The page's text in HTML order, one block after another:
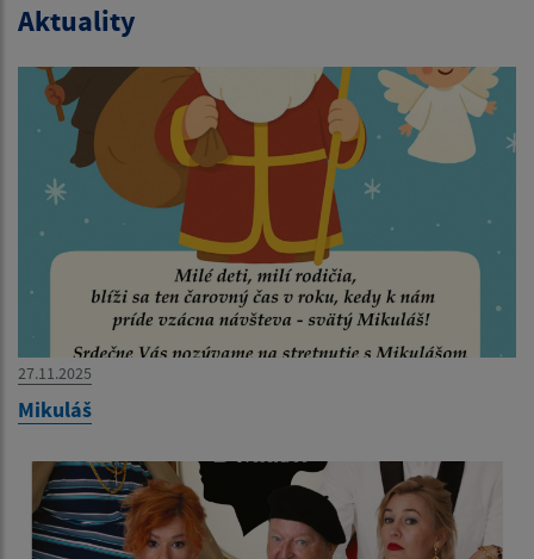
Aktuality
27.11.2025
Mikuláš